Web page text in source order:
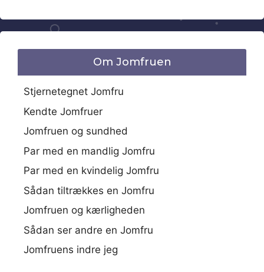
Om Jomfruen
Stjernetegnet Jomfru
Kendte Jomfruer
Jomfruen og sundhed
Par med en mandlig Jomfru
Par med en kvindelig Jomfru
Sådan tiltrækkes en Jomfru
Jomfruen og kærligheden
Sådan ser andre en Jomfru
Jomfruens indre jeg